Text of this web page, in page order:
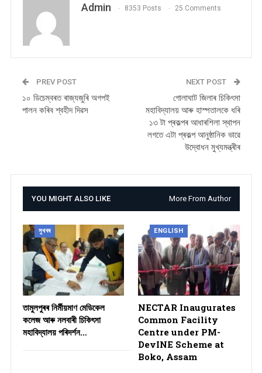
Admin 8353 Posts 25 Comments
PREV POST
১০ ডিচেম্বৰত ৰাজ্যজুৰি অগপই
পালন কৰিব শ্বহীদ দিৱস
NEXT POST
গোলাঘাট জিলাৰ চিকিৎসা
মহাবিদ্যালয় আৰু হাস্পতালকে ধৰি
১৩ টা প্ৰকল্পৰ আধাৰশিলা স্থাপন
লগতে এটা প্ৰকল্প আনুষ্ঠানিক ভাৱে
উদ্বোধন মুখ্যমন্ত্ৰীৰ
YOU MIGHT ALSO LIKE More From Author
সুখবৰ
তামুলপুৰৰ নিৰ্মীয়মাণ মেডিকেল
কলেজ আৰু নলবাৰী চিকিৎসা
মহাবিদ্যালয় পৰিদৰ্শন…
ENGLISH
NECTAR Inaugurates
Common Facility
Centre under PM-
DevINE Scheme at
Boko, Assam